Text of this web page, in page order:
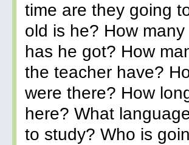
time are they going
old is he? How
has he got? How
the teacher have?
were there? How
here? What
to study? Who is